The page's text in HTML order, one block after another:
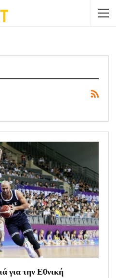
για την Εθνική